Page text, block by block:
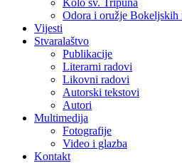
Kolo sv. Tripuna
Odora i oružje Bokeljskih
Vijesti
Stvaralaštvo
Publikacije
Literarni radovi
Likovni radovi
Autorski tekstovi
Autori
Multimedija
Fotografije
Video i glazba
Kontakt